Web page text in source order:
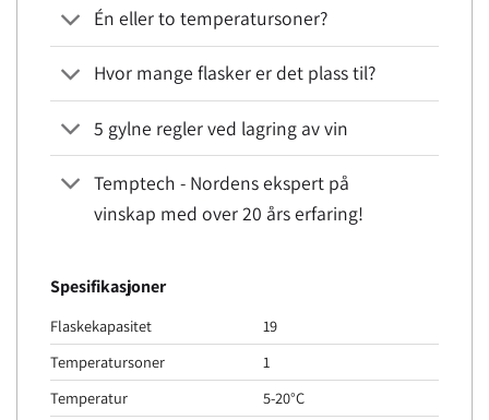
Én eller to temperatursoner?
Hvor mange flasker er det plass til?
5 gylne regler ved lagring av vin
Temptech - Nordens ekspert på
vinskap med over 20 års erfaring!
Spesifikasjoner
Flaskekapasitet
19
Temperatursoner
1
Temperatur
5-20°C